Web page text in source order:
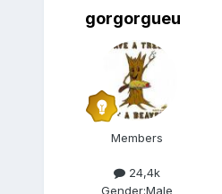
gorgorgueu
Members
24,4k
Gender:Male